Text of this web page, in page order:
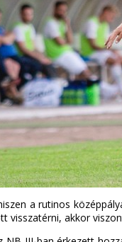
a rutinos
visszatérni, akkor